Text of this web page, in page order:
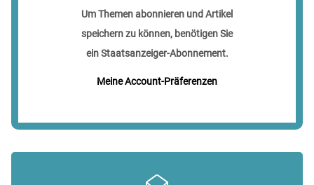
Um Themen abonnieren und Artikel
speichern zu können, benötigen Sie
ein Staatsanzeiger-Abonnement.
Meine Account-Präferenzen